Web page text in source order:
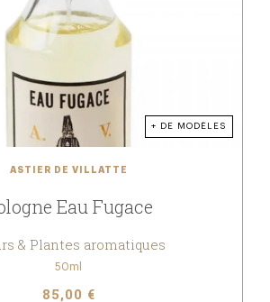
+ DE MODÈLES
ASTIER DE VILLATTE
Eau Fugace
& Plantes aromatiques
50ml
85,00 €